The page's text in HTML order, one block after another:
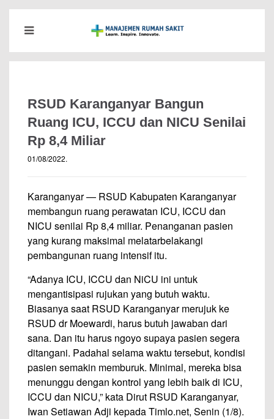
RSUD Karanganyar Bangun
Ruang ICU, ICCU dan NICU Senilai
Rp 8,4 Miliar
01/08/2022.
Karanganyar — RSUD Kabupaten Karanganyar
membangun ruang perawatan ICU, ICCU dan
NICU senilai Rp 8,4 miliar. Penanganan pasien
yang kurang maksimal melatarbelakangi
pembangunan ruang intensif itu.
“Adanya ICU, ICCU dan NiCU ini untuk
mengantisipasi rujukan yang butuh waktu.
Biasanya saat RSUD Karanganyar merujuk ke
RSUD dr Moewardi, harus butuh jawaban dari
sana. Dan itu harus ngoyo supaya pasien segera
ditangani. Padahal selama waktu tersebut, kondisi
pasien semakin memburuk. Minimal, mereka bisa
menunggu dengan kontrol yang lebih baik di ICU,
ICCU dan NICU,” kata Dirut RSUD Karanganyar,
Iwan Setiawan Adji kepada Timlo.net, Senin (1/8).